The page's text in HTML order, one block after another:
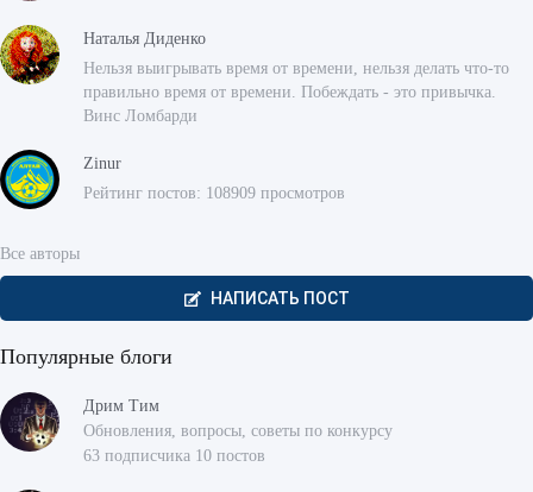
Наталья Диденко
Нельзя выигрывать время от времени, нельзя делать что-то
правильно время от времени. Побеждать - это привычка.
Винс Ломбарди
Zinur
Рейтинг постов: 108909 просмотров
Все авторы
НАПИСАТЬ ПОСТ
Популярные блоги
Дрим Тим
Обновления, вопросы, советы по конкурсу
63 подписчика 10 постов